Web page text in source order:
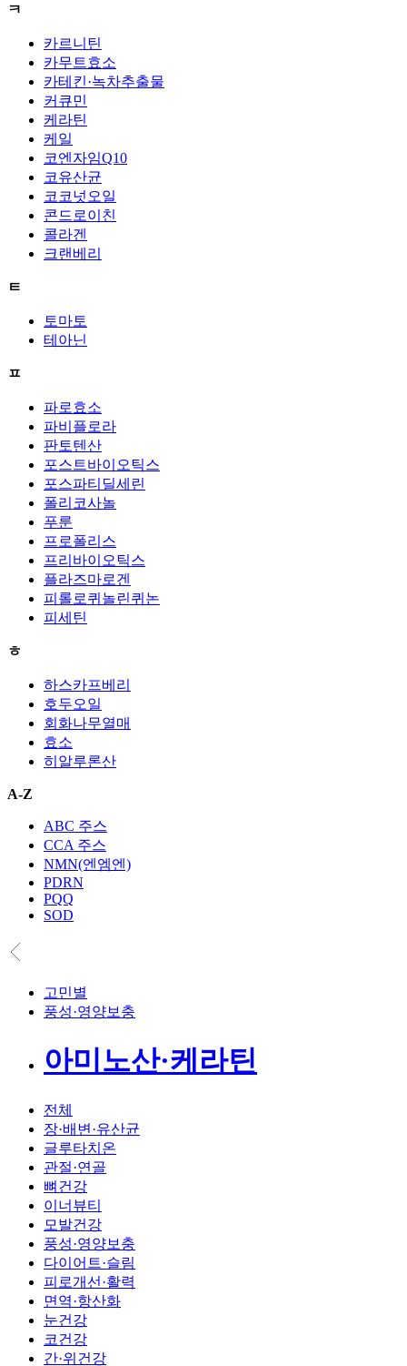
ㅋ
카르니틴
카무트효소
카테킨·녹차추출물
커큐민
케라틴
케일
코엔자임Q10
코유산균
코코넛오일
콘드로이친
콜라겐
크랜베리
ㅌ
토마토
테아닌
ㅍ
파로효소
파비플로라
판토텐산
포스트바이오틱스
포스파티딜세린
폴리코사놀
푸룬
프로폴리스
프리바이오틱스
플라즈마로겐
피롤로퀴놀린퀴논
피세틴
ㅎ
하스카프베리
호두오일
회화나무열매
효소
히알루론산
A-Z
ABC 주스
CCA 주스
NMN(엔엠엔)
PDRN
PQQ
SOD
고민별
풍성·영양보충
아미노산·케라틴
전체
장·배변·유산균
글루타치온
관절·연골
뼈건강
이너뷰티
모발건강
풍성·영양보충
다이어트·슬림
피로개선·활력
면역·항산화
눈건강
코건강
간·위건강